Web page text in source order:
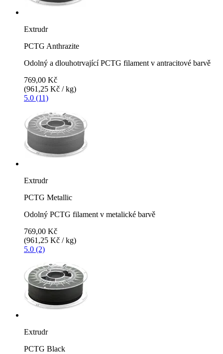
Extrudr
PCTG Anthrazite
Odolný a dlouhotrvající PCTG filament v antracitové barvě
769,00 Kč
(961,25 Kč / kg)
5.0 (11)
Extrudr
PCTG Metallic
Odolný PCTG filament v metalické barvě
769,00 Kč
(961,25 Kč / kg)
5.0 (2)
Extrudr
PCTG Black